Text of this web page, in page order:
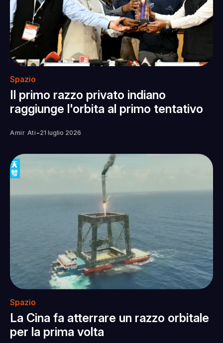
Spazio
Il primo razzo privato indiano
raggiunge l'orbita al primo tentativo
Amir Ati -21 luglio 2026
Spazio
La Cina fa atterrare un razzo orbitale
per la prima volta